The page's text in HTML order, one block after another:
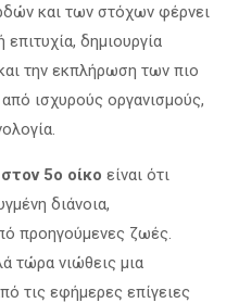
και των στόχων φέρνει
επιτυχία, δημιουργία
την εκπλήρωση των πιο
ισχυρούς οργανισμούς,
5ο οίκο είναι ότι
διάνοια,
προηγούμενες ζωές.
τώρα νιώθεις μια
τις εφήμερες επίγειες